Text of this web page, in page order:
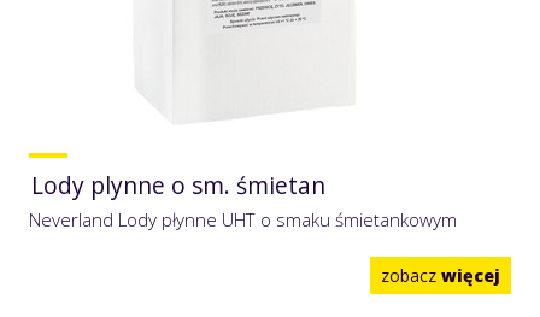
Lody plynne o sm. śmietan
Neverland Lody płynne UHT o smaku śmietankowym
zobacz więcej